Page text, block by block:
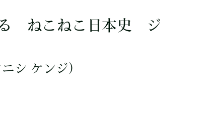
る ねこねこ日本史 ジ
ニシ ケンジ）